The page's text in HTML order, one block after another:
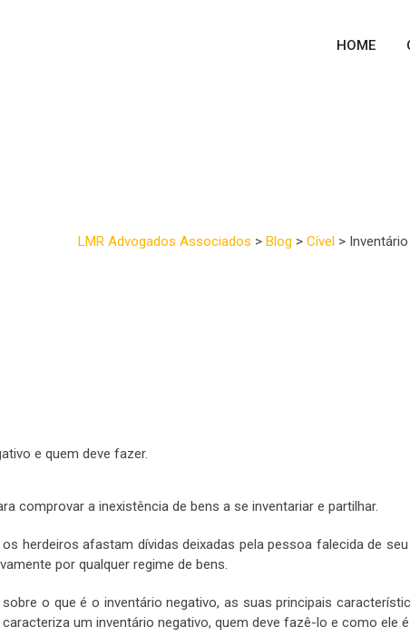
HOME
LMR Advogados Associados > Blog > Cível>
comprovar a inexistência de bens a se inventariar e partilhar.
herdeiros afastam dívidas deixadas pela pessoa falecida de
por qualquer regime de bens.
o que é o inventário negativo, as suas principais
um inventário negativo, quem deve fazê-lo e como ele